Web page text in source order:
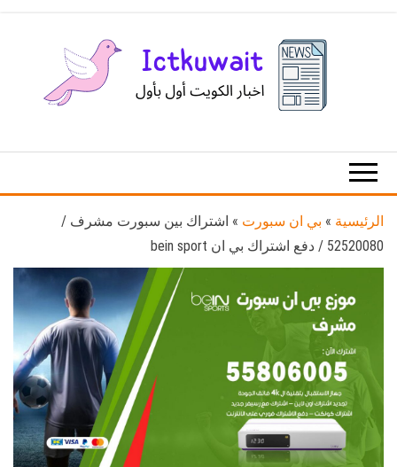
الكويت
الرئيسية » بي ان سبورت » اشتراك بين سبورت مشرف /
52520080 / دفع اشتراك بي ان bein sport